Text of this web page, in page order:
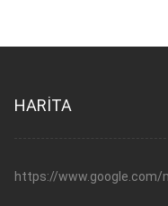
HARİTA
https://www.google.com/